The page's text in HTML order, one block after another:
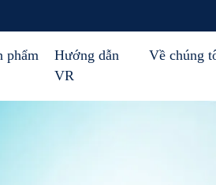
phẩm
Hướng dẫn
VR
Về chúng